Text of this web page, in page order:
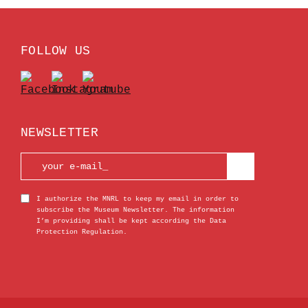
FOLLOW US
NEWSLETTER
I authorize the MNRL to keep my email in order to
subscribe the Museum Newsletter. The information
I’m providing shall be kept according the Data
Protection Regulation.